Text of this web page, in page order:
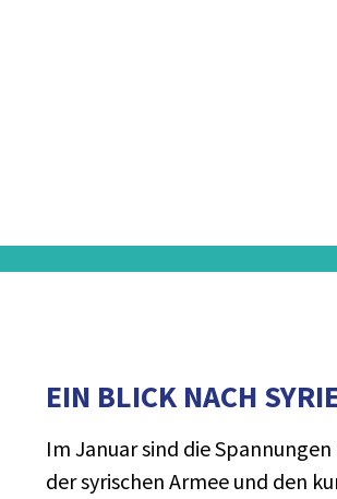
EIN BLICK NACH
Im Januar sind die Spannungen
der syrischen Armee und den